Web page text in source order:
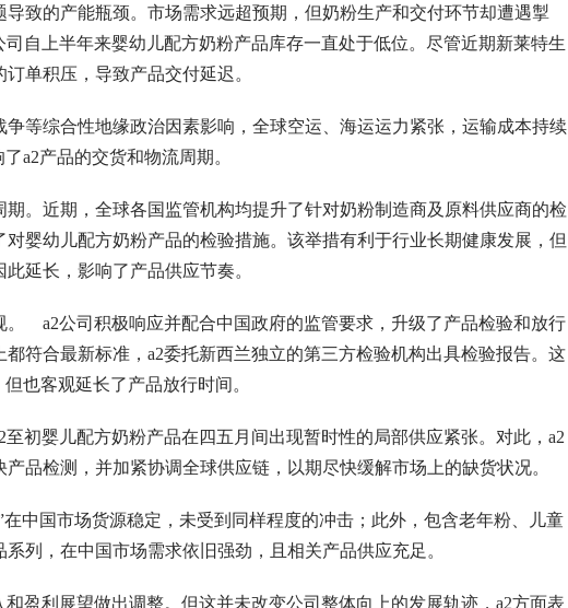
的产能瓶颈。市场需求远超预期，但奶粉生产和交付环节却遭遇掣
自上半年来婴幼儿配方奶粉产品库存一直处于低位。尽管近期新莱特生
单积压，导致产品交付延迟。
综合性地缘政治因素影响，全球空运、海运运力紧张，运输成本持续
a2产品的交货和物流周期。
近期，全球各国监管机构均提升了针对奶粉制造商及原料供应商的检
婴幼儿配方奶粉产品的检验措施。该举措有利于行业长期健康发展，但
延长，影响了产品供应节奏。
a2公司积极响应并配合中国政府的监管要求，升级了产品检验和放行
符合最新标准，a2委托新西兰独立的第三方检验机构出具检验报告。这
也客观延长了产品放行时间。
婴儿配方奶粉产品在四五月间出现暂时性的局部供应紧张。对此，a2
品检测，并加紧协调全球供应链，以期尽快缓解市场上的缺货状况。
中国市场货源稳定，未受到同样程度的冲击；此外，包含老年粉、儿童
列，在中国市场需求依旧强劲，且相关产品供应充足。
利展望做出调整。但这并未改变公司整体向上的发展轨迹，a2方面表